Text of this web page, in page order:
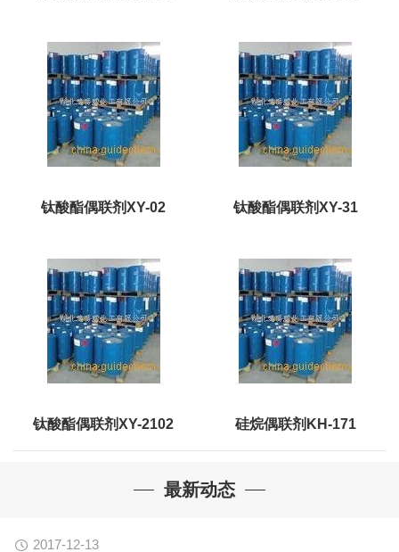
钛酸酯偶联剂XY-02 钛酸酯偶联剂XY-31
钛酸酯偶联剂XY-2102 硅烷偶联剂KH-171
最新动态
2017-12-13